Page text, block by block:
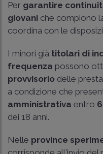
Per garantire
giovani che compiono
coordina con le
I minori già titolari di
frequenza possono
provvisorio delle
a condizione che
amministrativa entro
dei 18 anni.
Nelle province